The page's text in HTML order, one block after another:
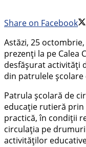
Share on Facebook
Astăzi, 25
prezenți la pe Calea
desfăşurat activităţi
din patrulele şcolare
Patrula şcolară de
educaţie rutieră
practică, în condiţii
circulaţia pe
activităţilor